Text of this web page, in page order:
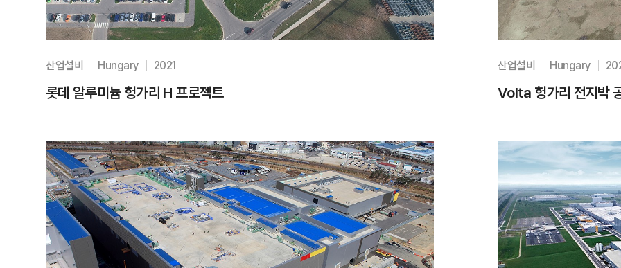
산업설비 Hungary 2021
롯데 알루미늄 헝가리 H 프로젝트
산업설비 Hungary
Volta 헝가리 전지박